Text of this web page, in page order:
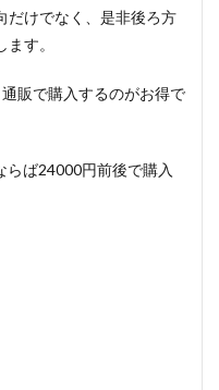
だけでなく、是非後ろ方
す。
販で購入するのがお得で
ば24000円前後で購入